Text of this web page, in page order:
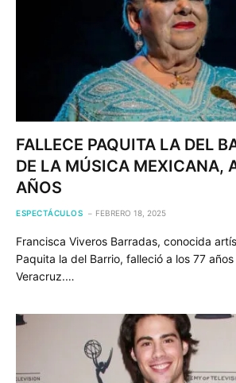
FALLECE PAQUITA LA DEL
DE LA MÚSICA MEXICANA,
AÑOS
ESPECTÁCULOS FEBRERO 18, 2025
Francisca Viveros Barradas, conocida
Paquita la del Barrio, falleció a los 77
Veracruz.…